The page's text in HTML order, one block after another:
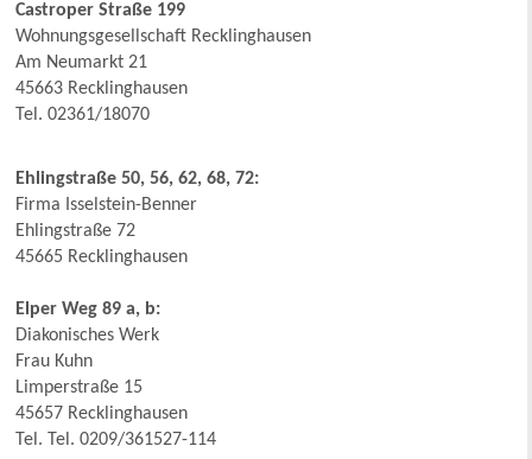
Castroper Straße 199
Wohnungsgesellschaft Recklinghausen
Am Neumarkt 21
45663 Recklinghausen
Tel. 02361/18070
Ehlingstraße 50, 56, 62, 68, 72:
Firma Isselstein-Benner
Ehlingstraße 72
45665 Recklinghausen
Elper Weg 89 a, b:
Diakonisches Werk
Frau Kuhn
Limperstraße 15
45657 Recklinghausen
Tel. Tel. 0209/361527-114